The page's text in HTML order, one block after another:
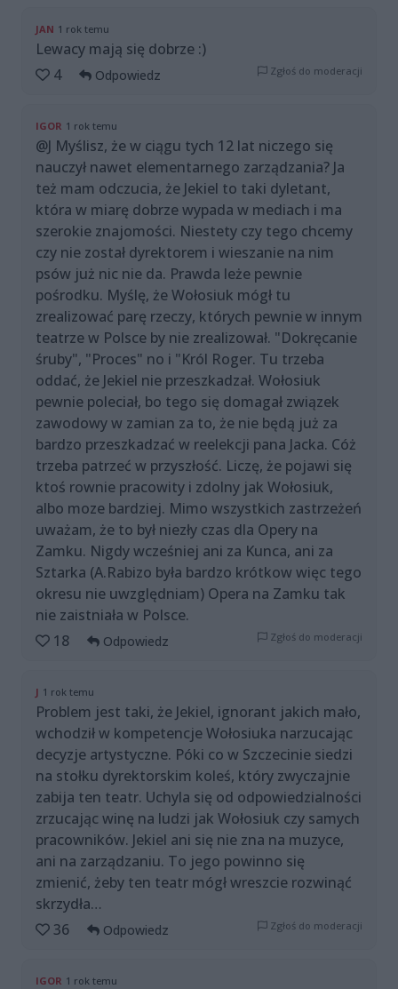
JAN 1 rok temu
Lewacy mają się dobrze :)
4
Odpowiedz Zgłoś do moderacji
IGOR 1 rok temu
@J Myślisz, że w ciągu tych 12 lat niczego się
nauczył nawet elementarnego zarządzania? Ja
też mam odczucia, że Jekiel to taki dyletant,
która w miarę dobrze wypada w mediach i ma
szerokie znajomości. Niestety czy tego chcemy
czy nie został dyrektorem i wieszanie na nim
psów już nic nie da. Prawda leże pewnie
pośrodku. Myślę, że Wołosiuk mógł tu
zrealizować parę rzeczy, których pewnie w innym
teatrze w Polsce by nie zrealizował. "Dokręcanie
śruby", "Proces" no i "Król Roger. Tu trzeba
oddać, że Jekiel nie przeszkadzał. Wołosiuk
pewnie poleciał, bo tego się domagał związek
zawodowy w zamian za to, że nie będą już za
bardzo przeszkadzać w reelekcji pana Jacka. Cóż
trzeba patrzeć w przyszłość. Liczę, że pojawi się
ktoś rownie pracowity i zdolny jak Wołosiuk,
albo moze bardziej. Mimo wszystkich zastrzeżeń
uważam, że to był niezły czas dla Opery na
Zamku. Nigdy wcześniej ani za Kunca, ani za
Sztarka (A.Rabizo była bardzo krótkow więc tego
okresu nie uwzględniam) Opera na Zamku tak
nie zaistniała w Polsce.
18
Odpowiedz Zgłoś do moderacji
J 1 rok temu
Problem jest taki, że Jekiel, ignorant jakich mało,
wchodził w kompetencje Wołosiuka narzucając
decyzje artystyczne. Póki co w Szczecinie siedzi
na stołku dyrektorskim koleś, który zwyczajnie
zabija ten teatr. Uchyla się od odpowiedzialności
zrzucając winę na ludzi jak Wołosiuk czy samych
pracowników. Jekiel ani się nie zna na muzyce,
ani na zarządzaniu. To jego powinno się
zmienić, żeby ten teatr mógł wreszcie rozwinąć
skrzydła…
36
Odpowiedz Zgłoś do moderacji
IGOR 1 rok temu